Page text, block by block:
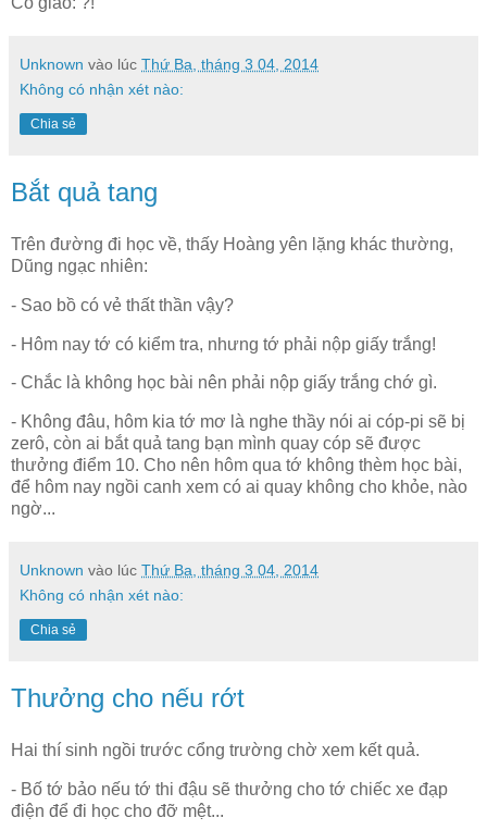
Unknown vào lúc Thứ Ba, tháng 3 04, 2014
Không có nhận xét nào:
Chia sẻ
Bắt quả tang
Trên đường đi học về, thấy Hoàng yên lặng khác thường,
Dũng ngạc nhiên:
- Sao bồ có vẻ thất thần vậy?
- Hôm nay tớ có kiểm tra, nhưng tớ phải nộp giấy trắng!
- Chắc là không học bài nên phải nộp giấy trắng chớ gì.
- Không đâu, hôm kia tớ mơ là nghe thầy nói ai cóp-pi sẽ bị
zerô, còn ai bắt quả tang bạn mình quay cóp sẽ được
thưởng điểm 10. Cho nên hôm qua tớ không thèm học bài,
để hôm nay ngồi canh xem có ai quay không cho khỏe, nào
ngờ...
Unknown vào lúc Thứ Ba, tháng 3 04, 2014
Không có nhận xét nào:
Chia sẻ
Thưởng cho nếu rớt
Hai thí sinh ngồi trước cổng trường chờ xem kết quả.
- Bố tớ bảo nếu tớ thi đậu sẽ thưởng cho tớ chiếc xe đạp
điện để đi học cho đỡ mệt...